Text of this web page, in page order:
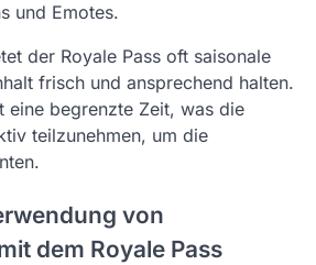
und Emotes.
der Royale Pass oft saisonale
frisch und ansprechend halten.
eine begrenzte Zeit, was die
teilzunehmen, um die
von
dem Royale Pass